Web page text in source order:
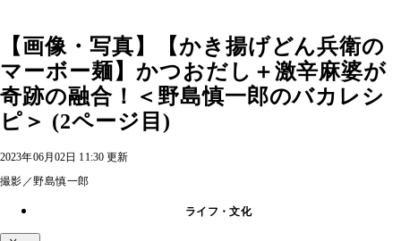
【画像・写真】【かき揚げどん兵衛の
マーボー麺】かつおだし＋激辛麻婆が
奇跡の融合！＜野島慎一郎のバカレシ
ピ＞ (2ページ目)
2023年06月02日 11:30 更新
撮影／野島慎一郎
ライフ・文化